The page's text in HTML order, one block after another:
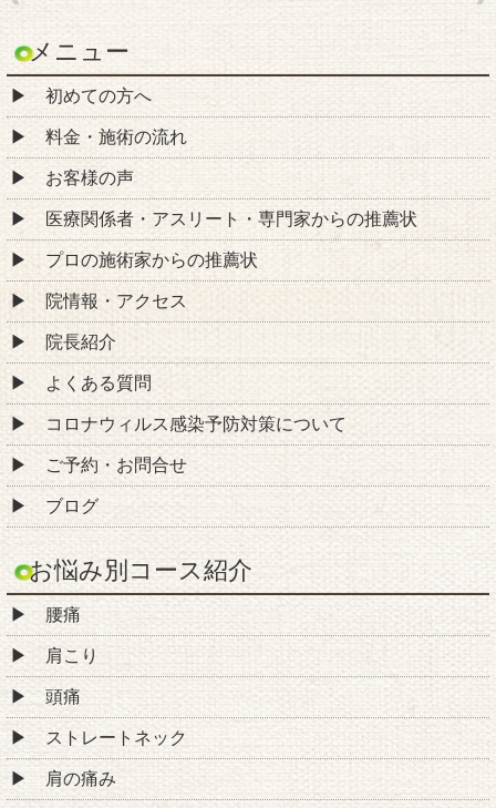
メニュー
初めての方へ
料金・施術の流れ
お客様の声
医療関係者・アスリート・専門家からの推薦状
プロの施術家からの推薦状
院情報・アクセス
院長紹介
よくある質問
コロナウィルス感染予防対策について
ご予約・お問合せ
ブログ
お悩み別コース紹介
腰痛
肩こり
頭痛
ストレートネック
肩の痛み